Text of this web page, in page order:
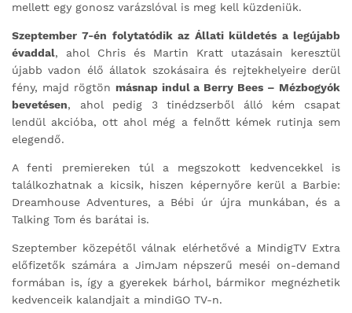
mellett egy gonosz varázslóval is meg kell küzdeniük.
Szeptember 7-én folytatódik az Állati küldetés a legújabb
évaddal, ahol Chris és Martin Kratt utazásain keresztül
újabb vadon élő állatok szokásaira és rejtekhelyeire derül
fény, majd rögtön másnap indul a Berry Bees – Mézbogyók
bevetésen, ahol pedig 3 tinédzserből álló kém csapat
lendül akcióba, ott ahol még a felnőtt kémek rutinja sem
elegendő.
A fenti premiereken túl a megszokott kedvencekkel is
találkozhatnak a kicsik, hiszen képernyőre kerül a Barbie:
Dreamhouse Adventures, a Bébi úr újra munkában, és a
Talking Tom és barátai is.
Szeptember közepétől válnak elérhetővé a MindigTV Extra
előfizetők számára a JimJam népszerű meséi on-demand
formában is, így a gyerekek bárhol, bármikor megnézhetik
kedvenceik kalandjait a mindiGO TV-n.